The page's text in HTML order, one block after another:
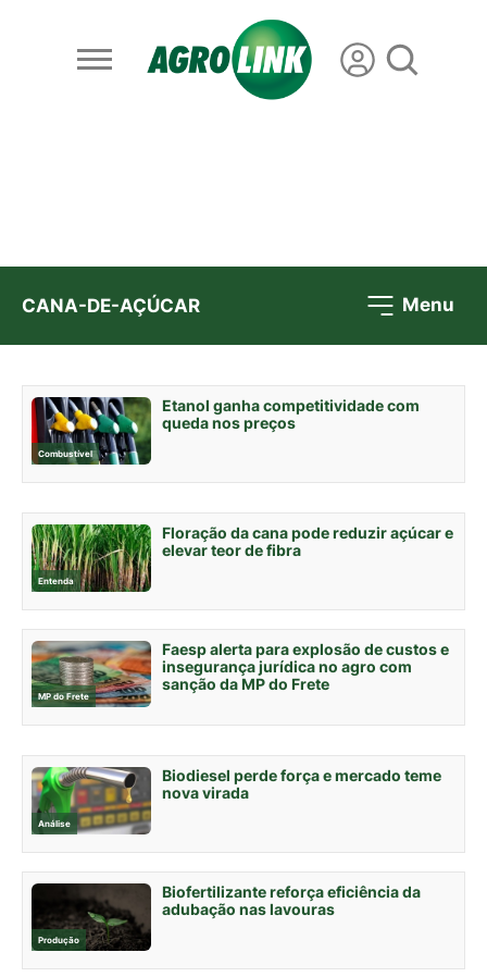
CANA-DE-AÇÚCAR Menu
Combustível
Etanol ganha competitividade com
queda nos preços
Entenda
Floração da cana pode reduzir açúcar e
elevar teor de fibra
MP do Frete
Faesp alerta para explosão de custos e
insegurança jurídica no agro com
sanção da MP do Frete
Análise
Biodiesel perde força e mercado teme
nova virada
Produção
Biofertilizante reforça eficiência da
adubação nas lavouras